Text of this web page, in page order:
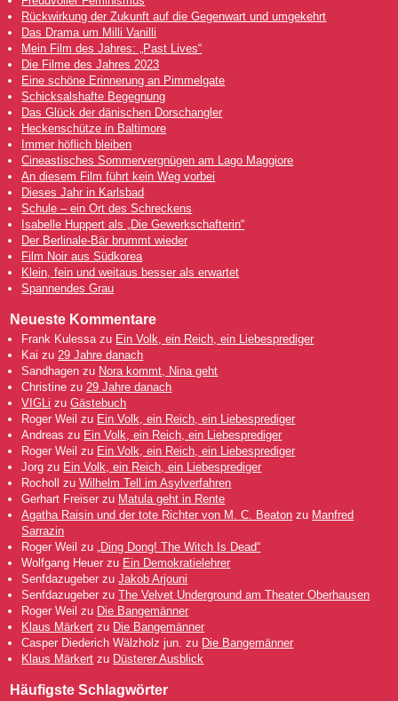
Rückwirkung der Zukunft auf die Gegenwart und umgekehrt
Das Drama um Milli Vanilli
Mein Film des Jahres: „Past Lives“
Die Filme des Jahres 2023
Eine schöne Erinnerung an Pimmelgate
Schicksalshafte Begegnung
Das Glück der dänischen Dorschangler
Heckenschütze in Baltimore
Immer höflich bleiben
Cineastisches Sommervergnügen am Lago Maggiore
An diesem Film führt kein Weg vorbei
Dieses Jahr in Karlsbad
Schule – ein Ort des Schreckens
Isabelle Huppert als „Die Gewerkschafterin“
Der Berlinale-Bär brummt wieder
Film Noir aus Südkorea
Klein, fein und weitaus besser als erwartet
Spannendes Grau
Neueste Kommentare
Frank Kulessa zu Ein Volk, ein Reich, ein Liebesprediger
Kai zu 29 Jahre danach
Sandhagen zu Nora kommt, Nina geht
Christine zu 29 Jahre danach
VIGLi zuGästebuch
Roger Weil zu Ein Volk, ein Reich, ein Liebesprediger
Andreas zu Ein Volk, ein Reich, ein Liebesprediger
Roger Weil zu Ein Volk, ein Reich, ein Liebesprediger
Jorg zu Ein Volk, ein Reich, ein Liebesprediger
Rocholl
zuWilhelm Tell im Asylverfahren
Gerhart Freiser zu Matula geht in Rente
Agatha Raisin und der tote Richter von M. C. Beaton zu Manfred
Sarrazin
Roger Weil zu
„Ding Dong! The Witch Is Dead“
Wolfgang Heuer zu Ein Demokratielehrer
Senfdazugeber zuJakob Arjouni
Senfdazugeber zuThe Velvet Underground am Theater Oberhausen
Roger Weil zu Die Bangemänner
Klaus Märkert zu Die Bangemänner
Casper Diederich Wälzholz jun. zu Die Bangemänner
Klaus Märkert zu Düsterer Ausblick
Häufigste Schlagwörter